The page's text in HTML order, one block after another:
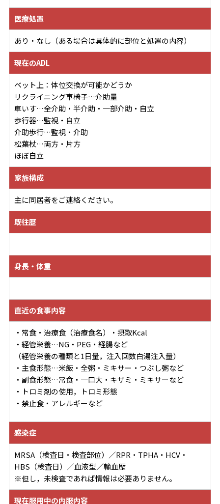
医療処置
あり・なし（ある場合は具体的に部位と処置の内容）
現在のADL
ベット上：体位交換が可能かどうか
リクライニング車椅子…介助量
車いす…全介助・半介助・一部介助・自立
歩行器…監視・自立
介助歩行…監視・介助
松葉杖…両方・片方
ほぼ自立
家族構成
主に同居者をご連絡ください。
既往歴
身長・体重
直近の食事内容
・常食・治療食（治療食名）・摂取Kcal
・経管栄養…NG・PEG・経腸など
（経管栄養の種類と1日量，注入回数白湯注入量）
・主食形態…米飯・全粥・ミキサー・つぶし粥など
・副食形態…常食・一口大・キザミ・ミキサーなど
・トロミ剤の使用，トロミ形態
・禁止食・アレルギーなど
感染症
MRSA（検査日・検査部位）／RPR・TPHA・HCV・
HBS（検査日）／血液型／輸血歴
※但し，未検査であれば情報は必要ありません。
現在服用中の内服内容